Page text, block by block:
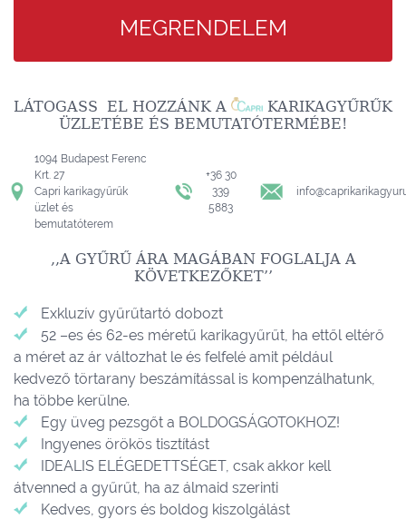
MEGRENDELEM
LÁTOGASS EL HOZZÁNK A
KARIKAGYŰRŰK
ÜZLETÉBE ÉS BEMUTATÓTERMÉBE!
1094 Budapest Ferenc
Krt. 27
Capri karikagyűrűk
üzlet és
bemutatóterem
+36 30
339
5883
,,A GYŰRŰ ÁRA MAGÁBAN FOGLALJA A
KÖVETKEZŐKET’’
Exkluzív gyűrűtartó dobozt
52 –es és 62-es méretű karikagyűrűt, ha ettől eltérő
a méret az ár változhat le és felfelé amit például
kedvező törtarany beszámítással is kompenzálhatunk,
ha többe kerülne.
Egy üveg pezsgőt a BOLDOGSÁGOTOKHOZ!
Ingyenes örökös tisztítást
IDEALIS ELÉGEDETTSÉGET, csak akkor kell
átvenned a gyűrűt, ha az álmaid szerinti
Kedves, gyors és boldog kiszolgálást